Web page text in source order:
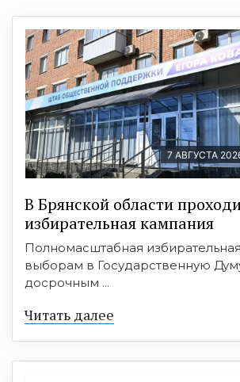
7 АВГУСТА
В Брянской области
избирательная кампания
Полномасштабная
выборам в Государственную
досрочным ...
Читать далее